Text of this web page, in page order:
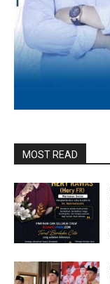
MOST READ